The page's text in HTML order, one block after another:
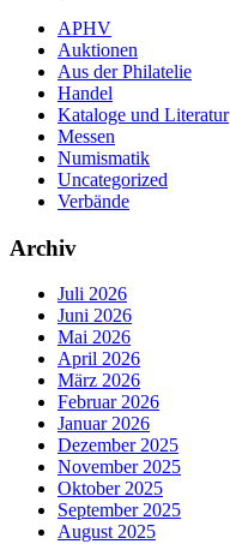
APHV
Auktionen
Aus der Philatelie
Handel
Kataloge und Literatur
Messen
Numismatik
Uncategorized
Verbände
Archiv
Juli 2026
Juni 2026
Mai 2026
April 2026
März 2026
Februar 2026
Januar 2026
Dezember 2025
November 2025
Oktober 2025
September 2025
August 2025